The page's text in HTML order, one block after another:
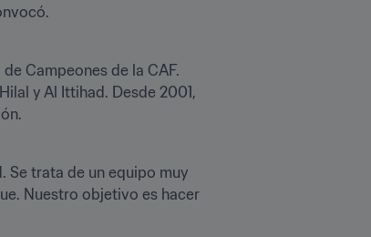
Campeones de la CAF.
y Al Ittihad. Desde 2001,
Se trata de un equipo muy
Nuestro objetivo es hacer